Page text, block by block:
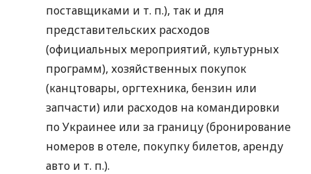
поставщиками и т. п.), так и для
представительских расходов
(официальных мероприятий, культурных
программ), хозяйственных покупок
(канцтовары, оргтехника, бензин или
запчасти) или расходов на командировки
по Украинее или за границу (бронирование
номеров в отеле, покупку билетов, аренду
авто и т. п.).